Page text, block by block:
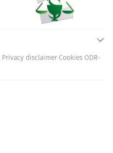
Privacy disclaimer Cookies ODR-